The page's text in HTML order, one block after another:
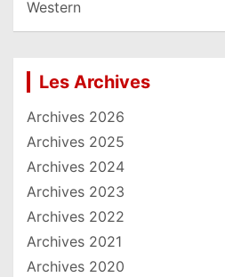
Western
Les Archives
Archives 2026
Archives 2025
Archives 2024
Archives 2023
Archives 2022
Archives 2021
Archives 2020